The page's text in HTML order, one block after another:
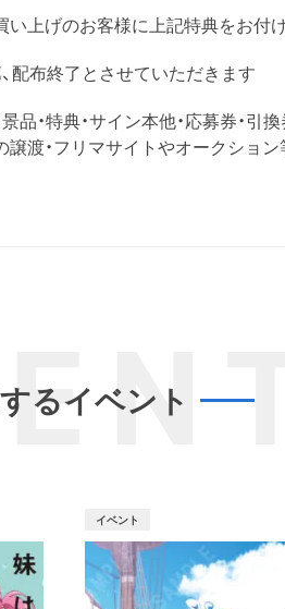
い上げのお客様に上記特典をお付
配布終了とさせていただきます
品・特典・サイン本他・応募券・引換
渡・フリマサイトやオークショ
るイベント
イベント